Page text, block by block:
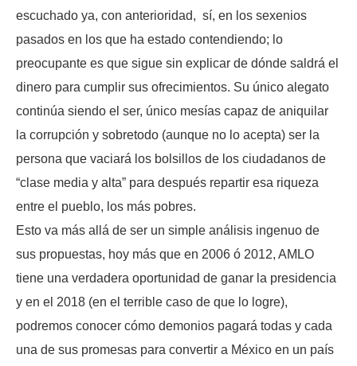
escuchado ya, con anterioridad, sí, en los sexenios
pasados en los que ha estado contendiendo; lo
preocupante es que sigue sin explicar de dónde saldrá el
dinero para cumplir sus ofrecimientos. Su único alegato
continúa siendo el ser, único mesías capaz de aniquilar
la corrupción y sobretodo (aunque no lo acepta) ser la
persona que vaciará los bolsillos de los ciudadanos de
“clase media y alta” para después repartir esa riqueza
entre el pueblo, los más pobres.
Esto va más allá de ser un simple análisis ingenuo de
sus propuestas, hoy más que en 2006 ó 2012, AMLO
tiene una verdadera oportunidad de ganar la presidencia
y en el 2018 (en el terrible caso de que lo logre),
podremos conocer cómo demonios pagará todas y cada
una de sus promesas para convertir a México en un país